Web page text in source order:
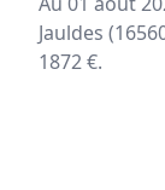
Jauldes
1872 €.